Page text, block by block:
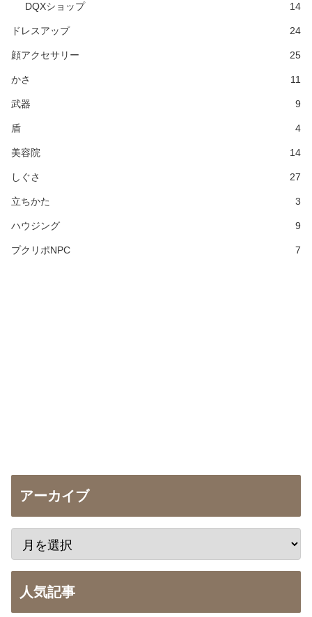
DQXショップ 14
ドレスアップ 24
顔アクセサリー 25
かさ 11
武器 9
盾 4
美容院 14
しぐさ 27
立ちかた 3
ハウジング 9
プクリポNPC 7
アーカイブ
人気記事